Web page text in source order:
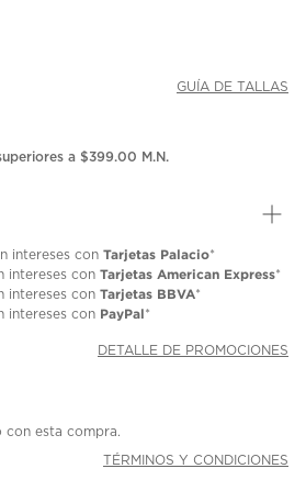
GUÍA DE TALLAS
a $399.00 M.N.
intereses con Tarjetas Palacio*
intereses con Tarjetas American Express*
intereses con Tarjetas BBVA*
intereses con PayPal*
DETALLE DE PROMOCIONES
con esta compra.
TÉRMINOS Y CONDICIONES